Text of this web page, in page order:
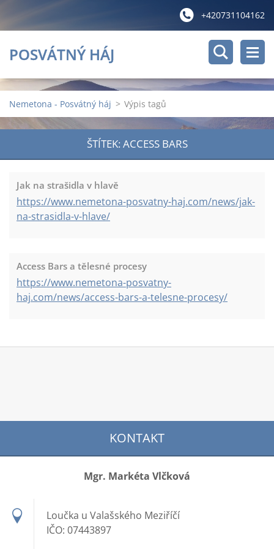
+420731104162
POSVÁTNÝ HÁJ
Nemetona - Posvátný háj > Výpis tagů
ŠTÍTEK: ACCESS BARS
Jak na strašidla v hlavě
https://www.nemetona-posvatny-haj.com/news/jak-
na-strasidla-v-hlave/
Access Bars a tělesné procesy
https://www.nemetona-posvatny-
haj.com/news/access-bars-a-telesne-procesy/
KONTAKT
Mgr. Markéta Vlčková
Loučka u Valašského Meziříčí
IČO: 07443897